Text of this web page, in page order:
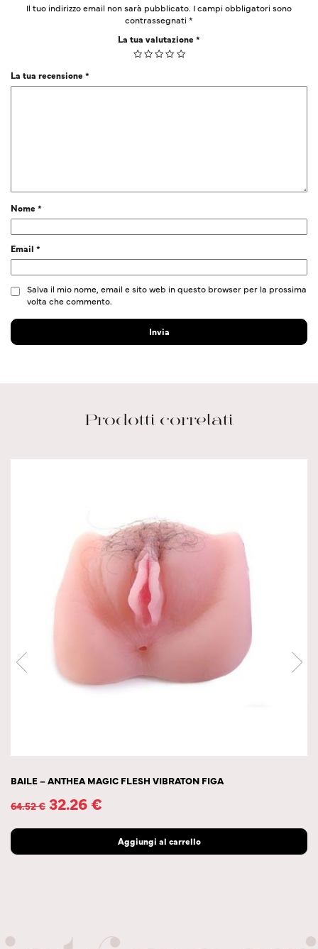
Il tuo indirizzo email non sarà pubblicato. I campi obbligatori sono
contrassegnati*
La tua valutazione*
La tua recensione*
Nome*
Email *
Salva il mio nome, email e sito web in questo browser per la prossima
volta che commento.
Prodotti correlati
BAILE – ANTHEA MAGIC FLESH VIBRATON FIGA
64.52€ 32.26€
Aggiungi al carrello